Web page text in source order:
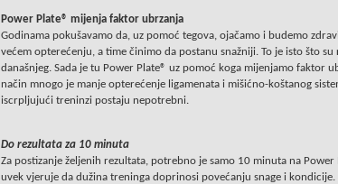
Power Plate® mijenja faktor ubrzanja
Godinama pokušavamo da, uz pomoć tegova, ojačamo i budemo
većem opterećenju, a time činimo da postanu snažniji. To je isto što
današnjeg. Sada je tu Power Plate® uz pomoć koga mijenjamo faktor
način mnogo je manje opterećenje ligamenata i mišićno-koštanog
iscrpljujući treninzi postaju nepotrebni.
Do rezultata za 10 minuta
Za postizanje željenih rezultata, potrebno je samo 10 minuta na
uvek vjeruje da dužina treninga doprinosi povećanju snage i